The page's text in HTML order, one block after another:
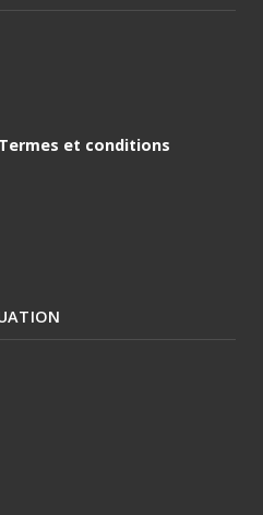
Termes et conditions